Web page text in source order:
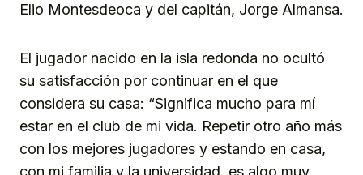
Elio Montesdeoca y del capitán, Jorge Almansa.
El jugador nacido en la isla redonda no ocultó
su satisfacción por continuar en el que
considera su casa: “Significa mucho para mí
estar en el club de mi vida. Repetir otro año más
con los mejores jugadores y estando en casa,